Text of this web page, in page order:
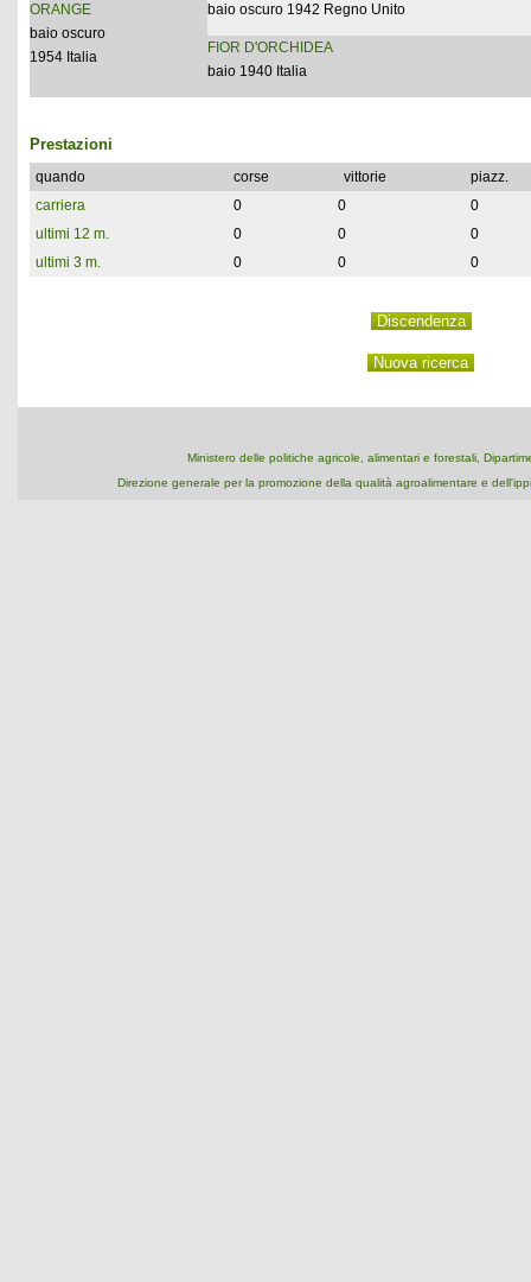
ORANGE
baio oscuro
1954 Italia
baio oscuro 1942 Regno Unito
FIOR D'ORCHIDEA
baio 1940 Italia
Prestazioni
quando corse vittorie
piazz.
carriera
0 0
0
ultimi 12 m.
0 0
0
ultimi 3 m.
0 0 0
Ministero delle politiche agricole, alimentari e forestali,
Direzione generale per la promozione della qualità agroalimentare e